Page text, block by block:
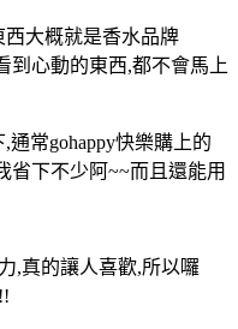
西大概就是香水品牌
到心動的東西,都不會馬上
通常gohappy快樂購上的
省下不少阿~~而且還能用
,真的讓人喜歡,所以囉